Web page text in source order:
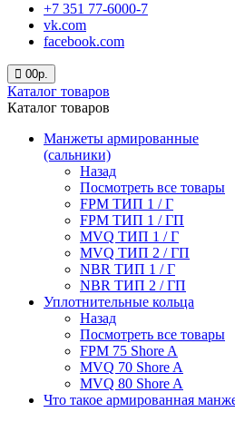
+7 351 77-6000-7
vk.com
facebook.com
00р.
Каталог товаров
Каталог товаров
Манжеты армированные
(сальники)
Назад
Посмотреть все товары
FPM ТИП 1 / Г
FPM ТИП 1 / ГП
MVQ ТИП 1 / Г
MVQ ТИП 2 / ГП
NBR ТИП 1 / Г
NBR ТИП 2 / ГП
Уплотнительные кольца
Назад
Посмотреть все товары
FPM 75 Shore A
MVQ 70 Shore A
MVQ 80 Shore A
Что такое армированная